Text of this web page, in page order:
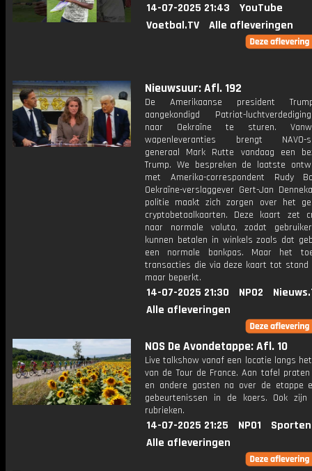
14-07-2025 21:43
YouTube
Voetbal.TV
Alle afleveringen
Nieuwsuur: Afl. 192
De Amerikaanse president
aangekondigd Patriot-
naar Oekraïne te sturen.
wapenleveranties brengt NAVO-
generaal Mark Rutte vandaag een
Trump. We bespreken de laatste
met Amerika-correspondent Rudy
Oekraïne-verslaggever Gert-Jan
politie maakt zich zorgen over het
cryptobetaalkaarten. Deze kaart zet
naar normale valuta, zodat
kunnen betalen in winkels zoals dat
een normale bankpas. Maar het
transacties die via deze kaart tot stand
maar beperkt.
14-07-2025 21:30 NPO2
Alle afleveringen
NOS De Avondetappe: Afl. 10
Live talkshow vanaf een locatie langs
van de Tour de France. Aan tafel
en andere gasten na over de etappe
gebeurtenissen in de koers. Ook
rubrieken.
14-07-2025 21:25 NPO1
Alle afleveringen